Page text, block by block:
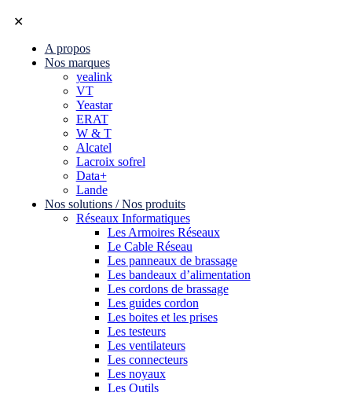
✕
A propos
Nos marques
yealink
VT
Yeastar
ERAT
W & T
Alcatel
Lacroix sofrel
Data+
Lande
Nos solutions / Nos produits
Réseaux Informatiques
Les Armoires Réseaux
Le Cable Réseau
Les panneaux de brassage
Les bandeaux d’alimentation
Les cordons de brassage
Les guides cordon
Les boites et les prises
Les testeurs
Les ventilateurs
Les connecteurs
Les noyaux
Les Outils